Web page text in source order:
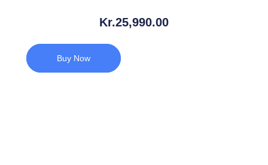
Kr.25,990.00
Buy Now